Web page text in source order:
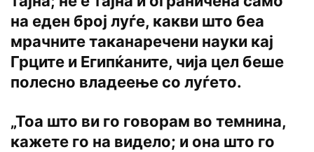
на еден број луѓе, какви што беа
мрачните таканаречени науки кај
Грците и Египќаните, чија цел беше
полесно владеење со луѓето.
„Тоа што ви го говорам во темнина,
кажете го на видело; и она што го